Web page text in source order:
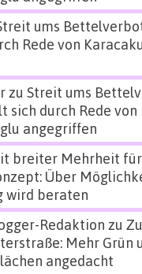
ums
Rede von
zu Streit ums
sich durch Rede von
angegriffen
breiter Mehrheit
Über
wird beraten
Redaktion zu
Mehr Grün
angedacht